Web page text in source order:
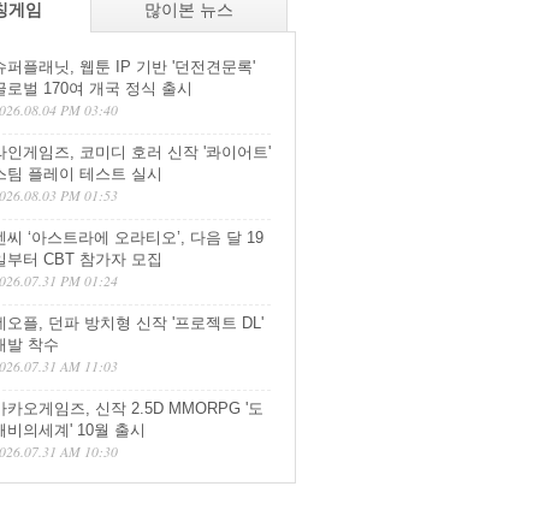
게임 많이본 뉴스
퍼플래닛, 웹툰 IP 기반 '던전견문록'
로벌 170여 개국 정식 출시
PM 03:40
인게임즈, 코미디 호러 신작 '콰이어트'
팀 플레이 테스트 실시
PM 01:53
씨 ‘아스트라에 오라티오’, 다음 달 19
부터 CBT 참가자 모집
PM 01:24
오플, 던파 방치형 신작 '프로젝트 DL'
발 착수
AM 11:03
카오게임즈, 신작 2.5D MMORPG '도
비의세계' 10월 출시
AM 10:30